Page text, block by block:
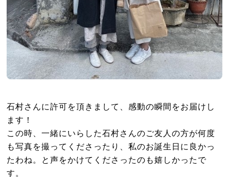
石村さんに許可を頂きまして、感動の瞬間をお届けし
ます！
この時、一緒にいらした石村さんのご友人の方が何度
も写真を撮ってくださったり、私のお誕生日に良かっ
たわね。と声をかけてくださったのも嬉しかったで
す。